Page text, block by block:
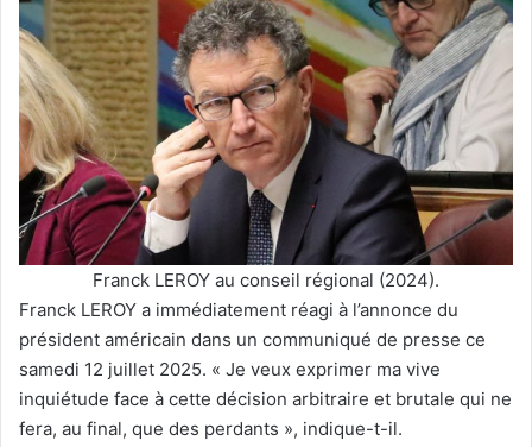
Franck LEROY au conseil régional (2024).
Franck LEROY a immédiatement réagi à l’annonce du
président américain dans un communiqué de presse ce
samedi 12 juillet 2025. « Je veux exprimer ma vive
inquiétude face à cette décision arbitraire et brutale qui ne
fera, au final, que des perdants », indique-t-il.